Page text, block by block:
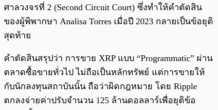
ศาลวงจรที่ 2 (Second Circuit Court) ซึ่งทำให้คำตัดสิน
ของผู้พิพากษา Analisa Torres เมื่อปี 2023 กลายเป็นข้อยุติ
สุดท้าย
คำตัดสินสรุปว่า การขาย XRP แบบ “Programmatic” ผ่าน
ตลาดซื้อขายทั่วไป ไม่ถือเป็นหลักทรัพย์ แต่การขายให้
กับนักลงทุนสถาบันนั้น ถือว่าผิดกฎหมาย โดย Ripple
ตกลงจ่ายค่าปรับจำนวน 125 ล้านดอลลาร์เพื่อยุติข้อ